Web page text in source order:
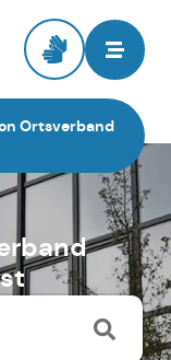
Ortsverband